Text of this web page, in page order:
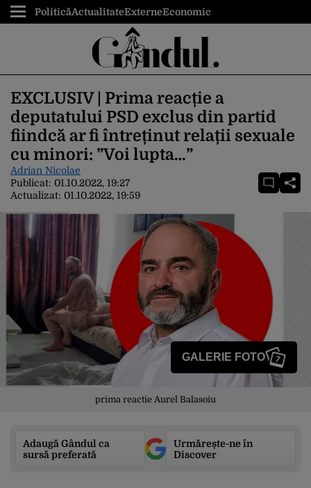
PoliticăActualitateExterneEconomic
EXCLUSIV | Prima reacție a
deputatului PSD exclus din partid
fiindcă ar fi întreținut relații sexuale
cu minori: ”Voi lupta…”
Adrian Nicolae
Publicat: 01.10.2022, 19:27
Actualizat: 01.10.2022, 19:59
GALERIE FOTO 7
prima reactie Aurel Balasoiu
Adaugă Gândul ca
sursă preferată
Urmărește-ne în
Discover